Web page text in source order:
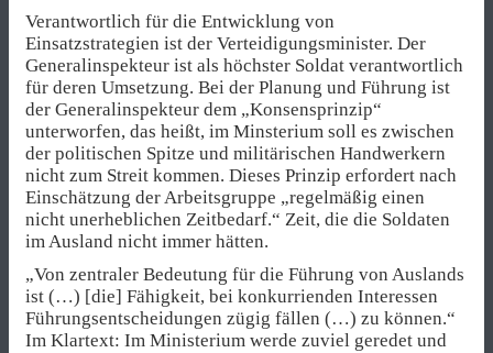
Verantwortlich für die Entwicklung von
Einsatzstrategien ist der Verteidigungsminister. Der
Generalinspekteur ist als höchster Soldat verantwortlich
für deren Umsetzung. Bei der Planung und Führung ist
der Generalinspekteur dem „Konsensprinzip“
unterworfen, das heißt, im Minsterium soll es zwischen
der politischen Spitze und militärischen Handwerkern
nicht zum Streit kommen. Dieses Prinzip erfordert nach
Einschätzung der Arbeitsgruppe „regelmäßig einen
nicht unerheblichen Zeitbedarf.“ Zeit, die die Soldaten
im Ausland nicht immer hätten.
„Von zentraler Bedeutung für die Führung von Auslands
ist (…) [die] Fähigkeit, bei konkurrienden Interessen
Führungsentscheidungen zügig fällen (…) zu können.“
Im Klartext: Im Ministerium werde zuviel geredet und